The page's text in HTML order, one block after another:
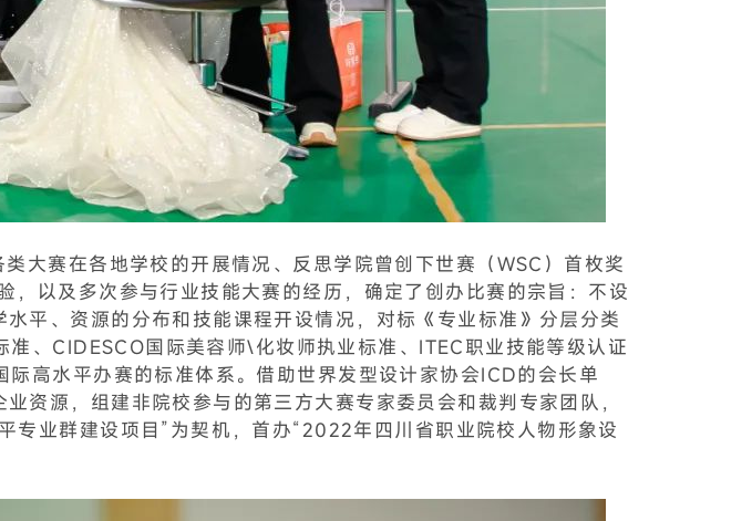
大赛在各地学校的开展情况、反思学院曾创下世赛（WSC）首枚奖
以及多次参与行业技能大赛的经历，确定了创办比赛的宗旨：不设
平、资源的分布和技能课程开设情况，对标《专业标准》分层分类
、CIDESCO国际美容师\化妆师执业标准、ITEC职业技能等级认证
高水平办赛的标准体系。借助世界发型设计家协会ICD的会长单
资源，组建非院校参与的第三方大赛专家委员会和裁判专家团队，
专业群建设项目”为契机，首办“2022年四川省职业院校人物形象设